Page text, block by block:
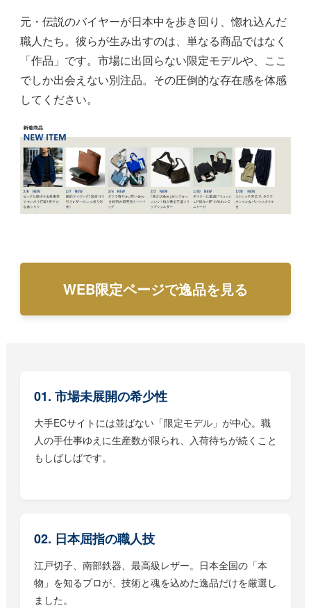
元・伝説のバイヤーが日本中を歩き回り、惚れ込んだ
職人たち。彼らが生み出すのは、単なる商品ではなく
「作品」です。市場に出回らない限定モデルや、ここ
でしか出会えない別注品。その圧倒的な存在感を体感
してください。
WEB限定ページで逸品を見る
01. 市場未展開の希少性
大手ECサイトには並ばない「限定モデル」が中心。職
人の手仕事ゆえに生産数が限られ、入荷待ちが続くこと
もしばしばです。
02. 日本屈指の職人技
江戸切子、南部鉄器、最高級レザー。日本全国の「本
物」を知るプロが、技術と魂を込めた逸品だけを厳選し
ました。